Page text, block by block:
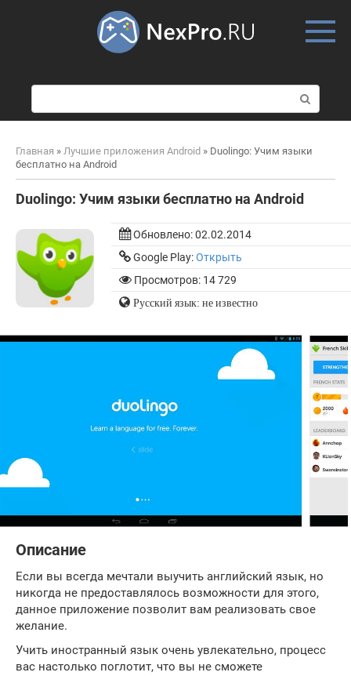
о
и
к
Главная » Лучшие приложения Android » Duolingo: Учим языки
бесплатно на Android
Duolingo: Учим языки бесплатно на Android
Обновлено:02.02.2014
Google Play:Открыть
Просмотров: 14 729
Русский язык: не известно
Описание
Если вы всегда мечтали выучить английский язык, но
никогда не предоставлялось возможности для этого,
данное приложение позволит вам реализовать свое
желание.
Учить иностранный язык очень увлекательно, процесс
вас настолько поглотит, что вы не сможете